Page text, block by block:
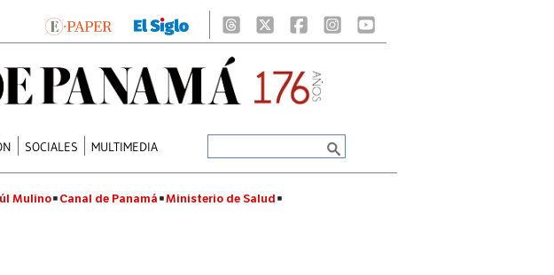
SOCIALES MULTIMEDIA
Mulino Canal de Panamá Ministerio de Salud